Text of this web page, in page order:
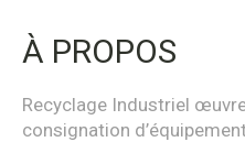
À PROPOS
Recyclage Industriel
consignation